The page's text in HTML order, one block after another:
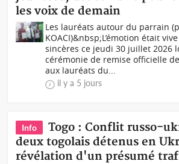
les voix de demain
Les lauréats autour du parrain
KOACI)&nbsp;L’émotion était
sincères ce jeudi 30 juillet 2026
cérémonie de remise officielle
aux lauréats du...
il y a 5 jours
Info
Togo : Conflit russo-
deux togolais détenus en
révélation d'un présumé